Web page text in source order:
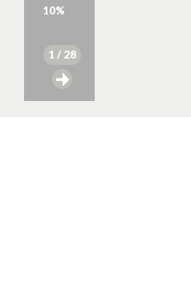
10%
1 / 28